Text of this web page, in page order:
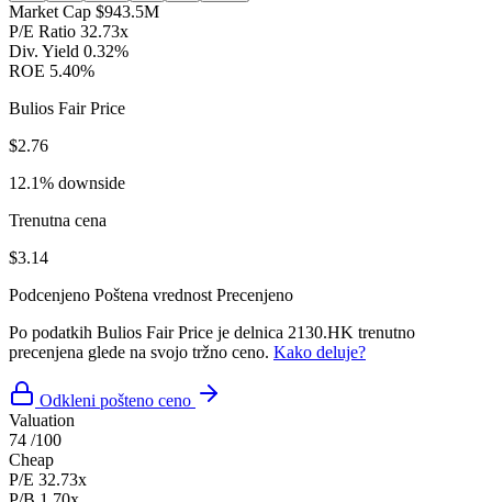
Market Cap $943.5M
P/E Ratio 32.73x
Div. Yield 0.32%
ROE 5.40%
Bulios Fair Price
$2.76
12.1% downside
Trenutna cena
$3.14
Podcenjeno Poštena vrednost Precenjeno
Po podatkih Bulios Fair Price je delnica 2130.HK trenutno
precenjena glede na svojo tržno ceno. Kako deluje?
Odkleni pošteno ceno
Valuation
74 /100
Cheap
P/E 32.73x